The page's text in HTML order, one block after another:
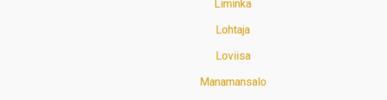
Liminka
Lohtaja
Loviisa
Manamansalo